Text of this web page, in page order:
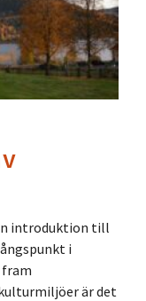
introduktion till
i
fram
är det